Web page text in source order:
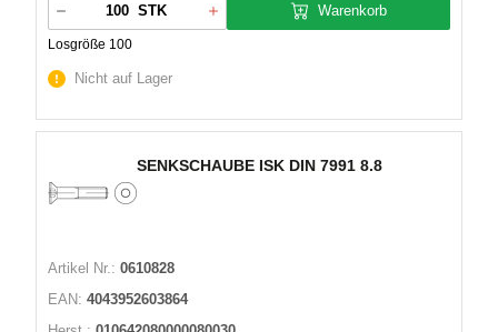
STK
Losgröße 100
Warenkorb
Nicht auf Lager
SENKSCHAUBE ISK DIN 7991 8.8
Artikel Nr.: 0610828
EAN: 4043952603864